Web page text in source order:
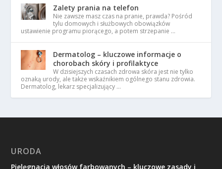
Zalety prania na telefon
Nie zawsze masz czas na pranie, prawda? Pośród
tylu domowych i służbowych obowiązków
ustawienie programu piorącego, a potem strzepanie …
Dermatolog – kluczowe informacje o
chorobach skóry i profilaktyce
W dzisiejszych czasach zdrowa skóra jest nie tylko
oznaką urody, ale także wskaźnikiem ogólnego stanu zdrowia.
Dermatolog, lekarz specjalizujący …
URODA
Pielęgnacja włosów farbowanych – kluczowe zasady i